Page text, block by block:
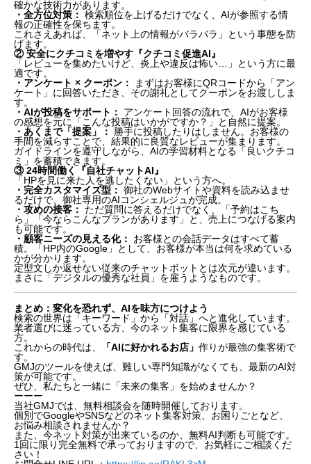
確かな技術力があります。
・全方位対策： 検索順位を上げるだけでなく、AIが参照する情
報の正確性を保ちます。
これさえあれば、「ネット上の情報がバラバラ」という事態を防
げます。
② 安全にクチコミを増やす『クチコミ促進AI』
「レビューを集めたいけど、炎上や違反は怖い…」という方に最
適です。
・アンケート × クーポン：
まずはお客様にQRコードから「アン
ケート」に回答いただき、その謝礼としてクーポンをお渡ししま
す。
・AIが投稿をサポート：
アンケート回答の流れで、AIがお客様
の感想を元に「こんな投稿はいかがですか？」と自然に提案。
・あくまで「提案」：
勝手に投稿したりはしません。お客様の
手間を減らすことで、結果的に良質なレビューが集まります。
ガイドラインを遵守しながら、AIの学習材料となる「良いクチコ
ミ」を蓄積できます。
③ 24時間働く『自社チャットAI』
「HPを見に来た人を逃したくない」という方へ。
・完全カスタマイズ型： 御社のWebサイトや資料を読み込ませ
るだけで、御社専用のAIコンシェルジュが完成。
・攻めの接客：
ただ質問に答えるだけでなく、「予約はこち
ら」「今ならこんなプランがあります」と、売上につなげる案内
も可能です。
・顧客ニーズの見える化：
お客様との会話データはすべて蓄
積。「HP内のGoogle」として、お客様が本当は何を求めている
かが分かります。
定型文しか返せない従来のチャットボットとは次元が違います。
まさに「デジタルの優秀な社員」を雇うようなものです。
まとめ：変化を恐れず、AIを味方につけよう
検索の世界は「キーワード」から「対話」へと進化しています。
業者選びに迷っている方、今のネット集客に限界を感じている
方。
これからの時代は、
「AIに好かれるお店」 作りが最強の集客術で
す。
GMJのツールを使えば、難しい専門知識がなくても、最新のAI対
策が可能です。
ぜひ、私たちと一緒に「未来の集客」を始めませんか？
ーーー
当社GMJでは、無料相談会を随時開催しております。
個別でGoogleやSNSなどのネット集客対策、お困りごとなど、
お悩み相談されませんか？
また、今ネット対策が出来ているのか、無料AI判断も可能です。
1回に限り完全無料で承っておりますので、お気軽にご相談くだ
さい！